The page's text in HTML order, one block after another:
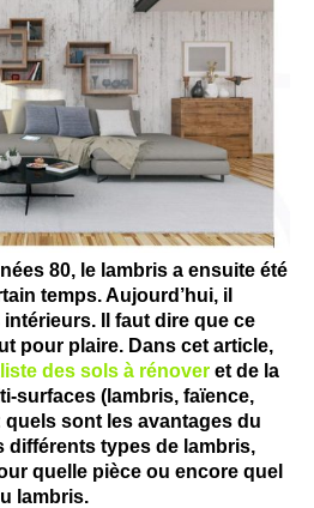
80, le lambris a ensuite été
temps. Aujourd’hui, il
Il faut dire que ce
pour plaire. Dans cet article,
des sols à rénover et de la
surfaces (lambris, faïence,
sont les avantages du
différents types de lambris,
quelle pièce ou encore quel
lambris.